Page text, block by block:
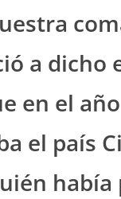
a dicho
en el
el país
había